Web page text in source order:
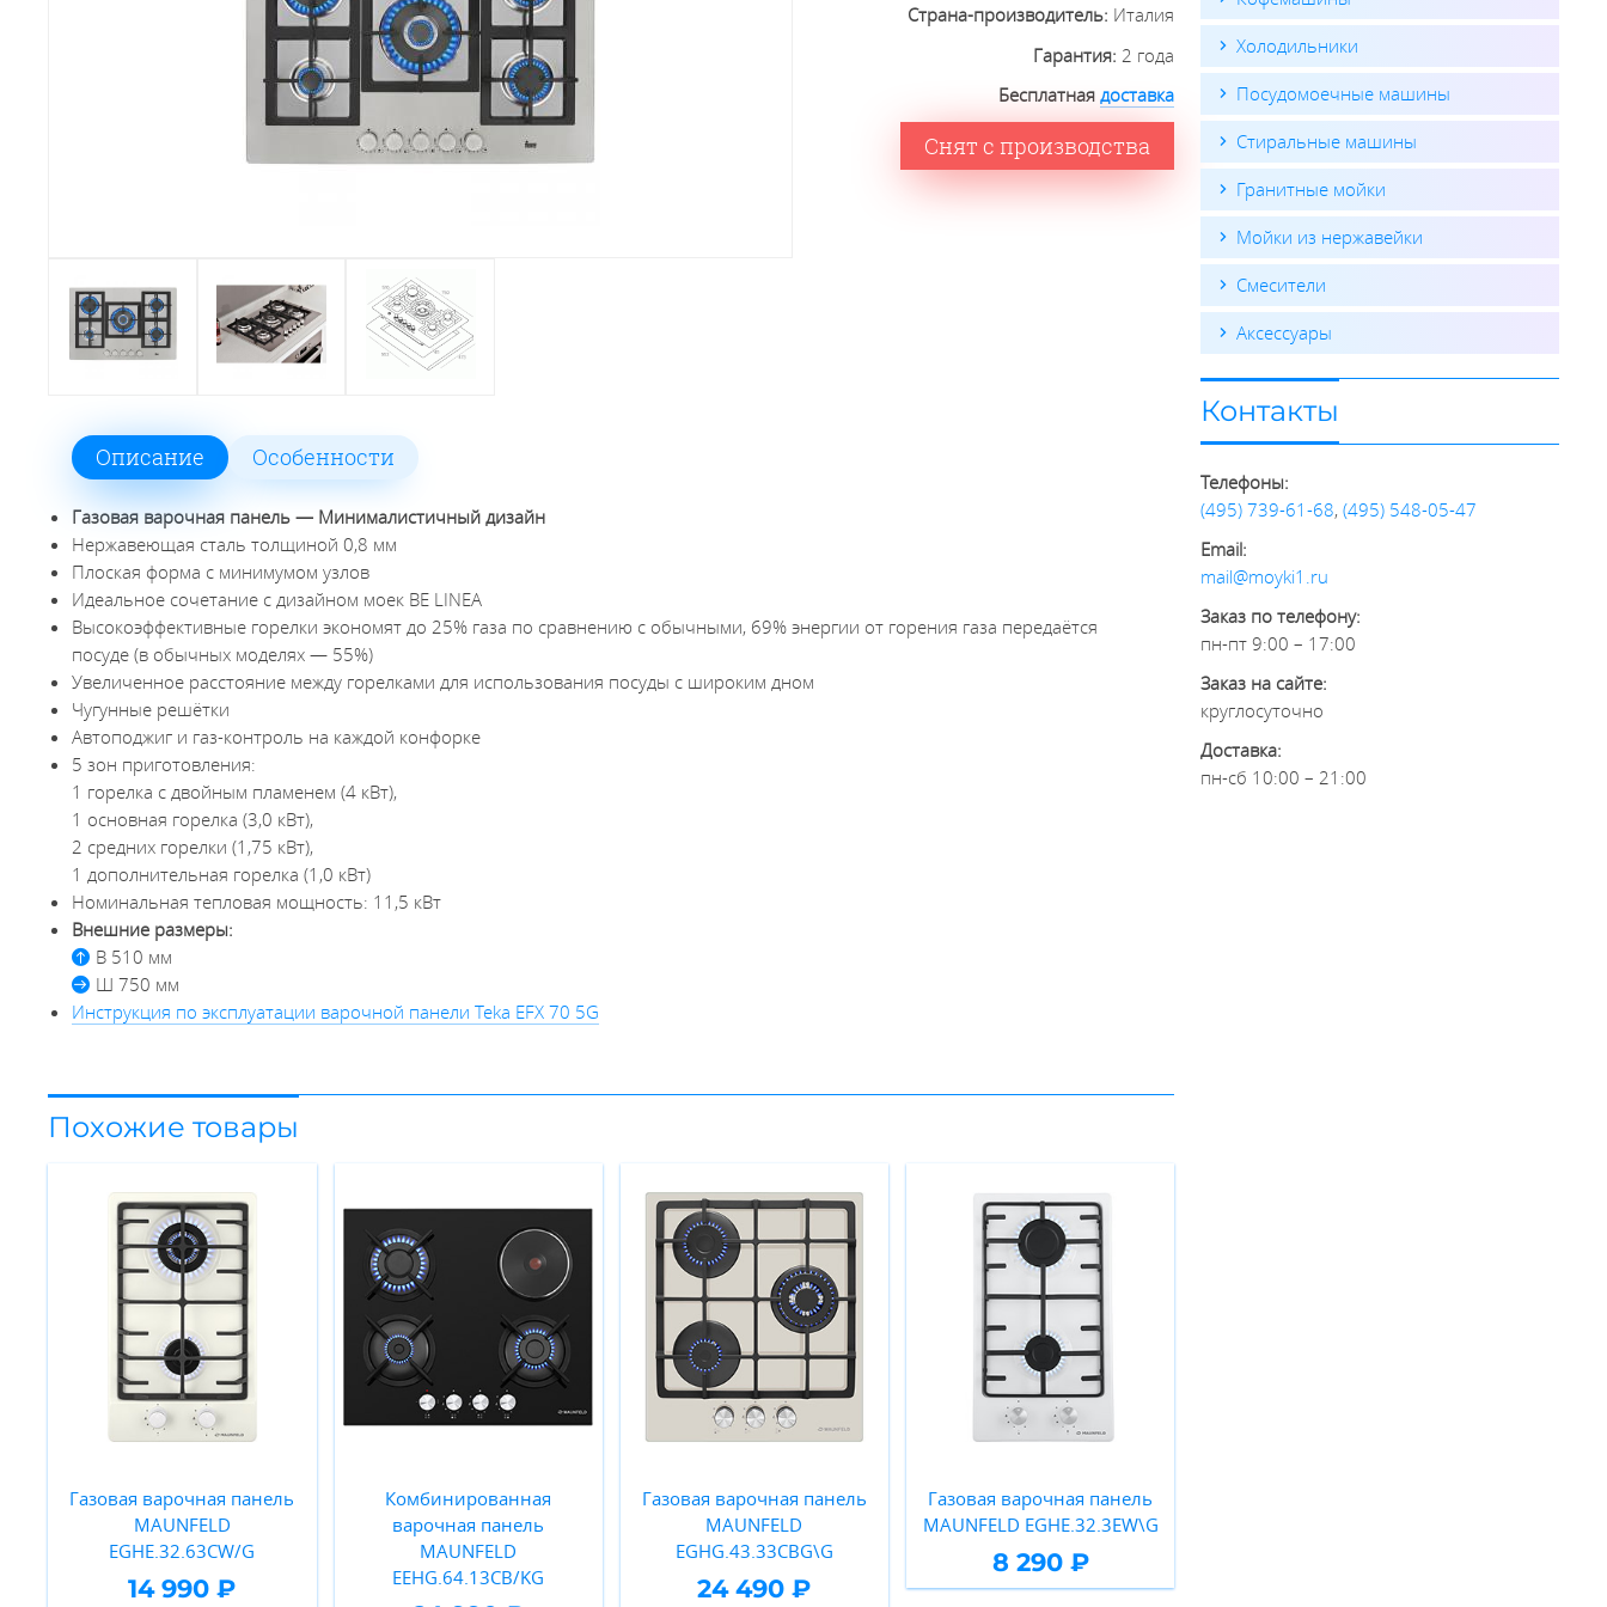
Страна-производитель: Италия
Гарантия: 2 года
Бесплатнаядоставка
Снят с производства
Описание Особенности
Газовая варочная панель — Минималистичный дизайн
Нержавеющая сталь толщиной 0,8 мм
Плоская форма с минимумом узлов
Идеальное сочетание с дизайном моек BE LINEA
Высокоэффективные горелки экономят до 25% газа по сравнению с обычными, 69% энергии от горения газа передаётся
посуде (в обычных моделях — 55%)
Увеличенное расстояние между горелками для использования посуды с широким дном
Чугунные решётки
Автоподжиг и газ-контроль на каждой конфорке
5 зон приготовления:
1 горелка с двойным пламенем (4 кВт),
1 основная горелка (3,0 кВт),
2 средних горелки (1,75 кВт),
1 дополнительная горелка (1,0 кВт)
Номинальная тепловая мощность: 11,5 кВт
Внешние размеры:
В 510 мм
Ш 750 мм
Инструкция по эксплуатации варочной панели Teka EFX 70 5G
Похожие товары
Газовая варочная панель
MAUNFELD
EGHE.32.63CW/G
14 990 ₽
Комбинированная
варочная панель
MAUNFELD
EEHG.64.13CB/KG
Газовая варочная панель
MAUNFELD
EGHG.43.33CBG\G
24 490 ₽
Газовая варочная панель
MAUNFELD EGHE.32.3EW\G
8 290 ₽
Холодильники
Посудомоечные машины
Стиральные машины
Гранитные мойки
Мойки из нержавейки
Смесители
Аксессуары
Контакты
Телефоны:
(495) 739-61-68, (495) 548-05-47
Email:
mail@moyki1.ru
Заказ по телефону:
пн-пт 9:00 – 17:00
Заказ на сайте:
круглосуточно
Доставка:
пн-сб 10:00 – 21:00